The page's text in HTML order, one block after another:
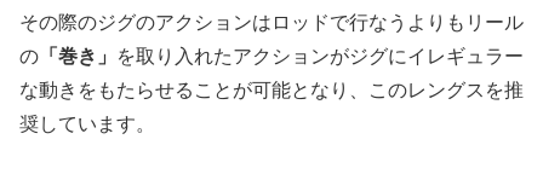
その際のジグのアクションはロッドで行なうよりもリール
の 「巻き」
を取り入れたアクションがジグにイレギュラー
な動きをもたらせることが可能となり、このレングスを推
奨しています。